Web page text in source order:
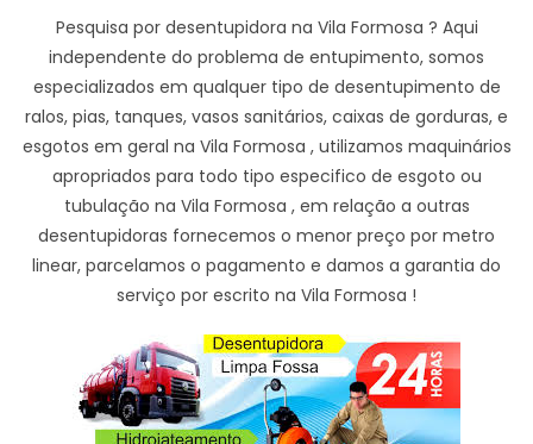
Pesquisa por desentupidora na Vila Formosa ? Aqui
independente do problema de entupimento, somos
especializados em qualquer tipo de desentupimento de
ralos, pias, tanques, vasos sanitários, caixas de gorduras, e
esgotos em geral na Vila Formosa , utilizamos maquinários
apropriados para todo tipo especifico de esgoto ou
tubulação na Vila Formosa , em relação a outras
desentupidoras fornecemos o menor preço por metro
linear, parcelamos o pagamento e damos a garantia do
serviço por escrito na Vila Formosa !